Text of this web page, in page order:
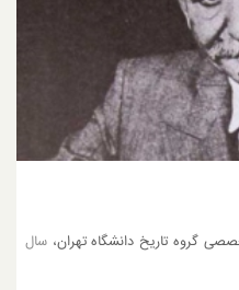
گروه تاریخ دانشگاه تهران، سال